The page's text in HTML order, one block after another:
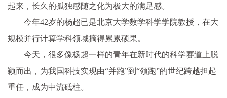
起来，长久的孤独感随之化为极大的满足感。
今年42岁的杨超已是北京大学数学科学学院教授，在大
规模并行计算学科领域摘得累累硕果。
今天，很多像杨超一样的青年在新时代的科学赛道上脱
颖而出，为我国科技实现由“并跑”到“领跑”的世纪跨越担起
重任，成为中流砥柱。